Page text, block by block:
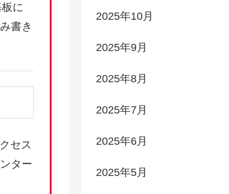
に
書き
セス
ター
2025年10月
2025年9月
2025年8月
2025年7月
2025年6月
2025年5月